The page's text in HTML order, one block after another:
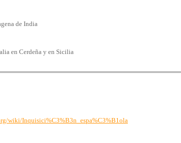
de India
en Cerdeña y en Sicilia
wiki/Inquisici%C3%B3n_espa%C3%B1ola